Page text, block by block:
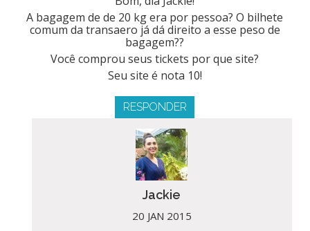
A bagagem de de 20 kg era por pessoa? O bilhete
comum da transaero já dá direito a esse peso de
bagagem??
Você comprou seus tickets por que site?
Seu site é nota 10!
RESPONDER
Jackie
20 JAN 2015